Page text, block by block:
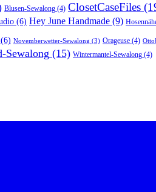
Blusen-Sewalong (4) ClosetCaseFiles
(6) Hey June Handmade (9)
(6) Novemberwetter-Sewalong (3) Orageuse (4)
Sewalong (15) Wintermantel-Sewalong (4)